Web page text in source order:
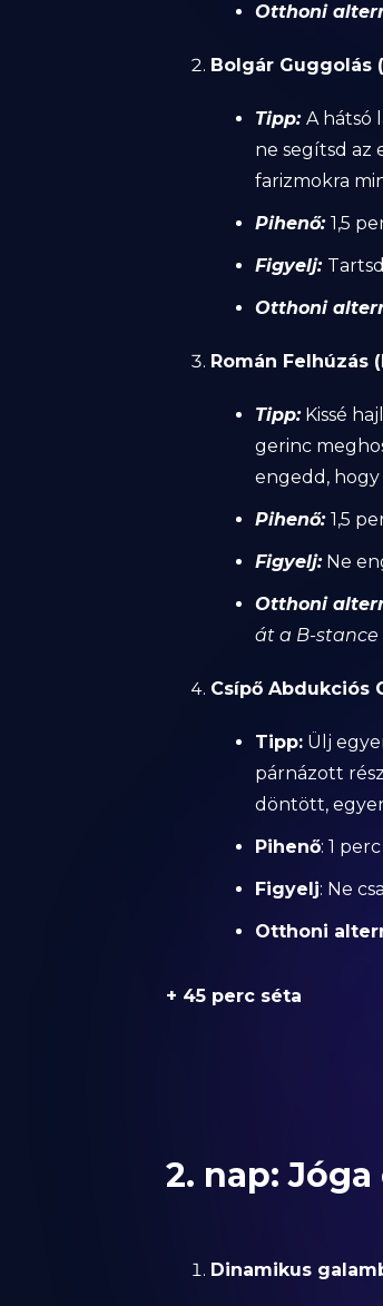
Otthoni
Bolgár Guggolás
Tipp: A hátsó
ne segítsd az
farizmokra
Pihenő: 1,5
Figyelj:
Otthoni
Román Felhúzás
Tipp:Kissé
gerinc
engedd,
Pihenő: 1,5
Figyelj:Ne
Otthoni
át a B-stance
Csípő Abdukciós
Tipp: Ülj
párnázott
döntött,
Pihenő: 1 perc
Figyelj: Ne
Otthoni
+ 45 perc séta
2. nap:
Dinamikus